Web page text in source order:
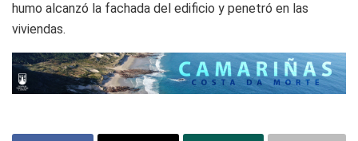
humo alcanzó la fachada del edificio y penetró en las
viviendas.